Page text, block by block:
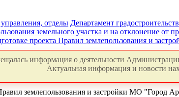
отделы Департамент
земельного участка и на отклонение от
проекта Правил землепользования и
информация о деятельности
Актуальная информация и новости
землепользования и застройки МО "Город